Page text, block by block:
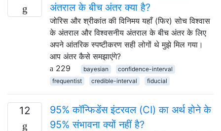
अंतराल के बीच अंतर क्या है?
जोरिस और श्रीकांत की विनिमय यहाँ (फिर) सोच विश्वास
के अंतराल और विश्वसनीय अंतराल के बीच अंतर के लिए
अपने आंतरिक स्पष्टीकरण सही लोगों थे मुझे मिल गया।
आप अंतर कैसे समझाएंगे?
229
bayesian
confidence-interval
frequentist
credible-interval fiducial
12
95% कॉन्फिडेंस इंटरवल (CI) का अर्थ होने के
95% संभावना क्यों नहीं है?